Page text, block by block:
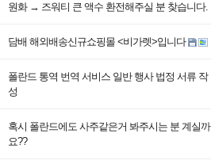
원화 → 즈워티 큰 액수 환전해주실 분 찾습니다.
담배 해외배송신규쇼핑몰 <비가렛>입니다
폴란드 통역 번역 서비스 일반 행사 법정 서류 작
성
혹시 폴란드에도 사주같은거 봐주시는 분 계실까
요??